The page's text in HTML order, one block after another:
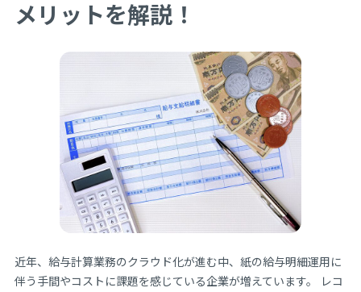
メリットを解説！
近年、給与計算業務のクラウド化が進む中、紙の給与明細運用に
伴う手間やコストに課題を感じている企業が増えています。 レコ